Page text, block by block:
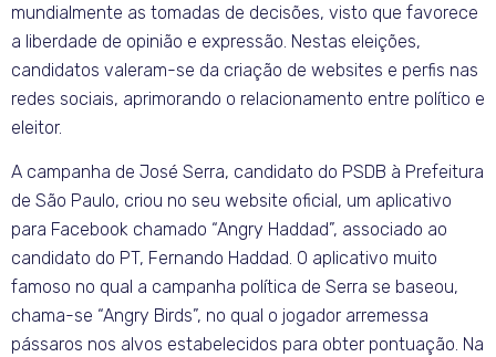
mundialmente as tomadas de decisões, visto que favorece
a liberdade de opinião e expressão. Nestas eleições,
candidatos valeram-se da criação de websites e perfis nas
redes sociais, aprimorando o relacionamento entre político e
eleitor.
A campanha de José Serra, candidato do PSDB à Prefeitura
de São Paulo, criou no seu website oficial, um aplicativo
para Facebook chamado “Angry Haddad”, associado ao
candidato do PT, Fernando Haddad. O aplicativo muito
famoso no qual a campanha política de Serra se baseou,
chama-se “Angry Birds”, no qual o jogador arremessa
pássaros nos alvos estabelecidos para obter pontuação. Na